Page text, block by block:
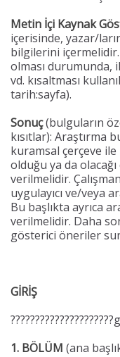
Metin İçi Kaynak
içerisinde, yazar/
bilgilerini içermelidir.
olması durumunda,
vd. kısaltması
tarih:sayfa).
Sonuç(bulguların
kısıtlar): Araştırma
kuramsal çerçeve
olduğu ya da
verilmelidir.
uygulayıcı ve/veya
Bu başlıkta ayrıca
verilmelidir. Daha
gösterici öneriler
GİRİŞ
1. BÖLÜM (ana